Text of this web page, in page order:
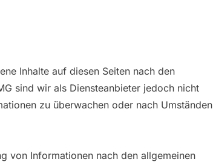
Inhalte auf diesen Seiten nach den
sind wir als Diensteanbieter jedoch nicht
zu überwachen oder nach Umständen
von Informationen nach den allgemeinen